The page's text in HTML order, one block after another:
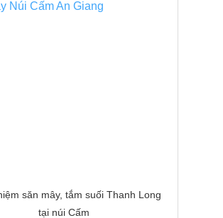
săn mây, tắm suối Thanh Long
tại núi Cấm